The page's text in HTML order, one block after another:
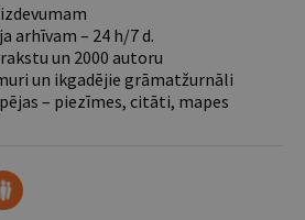
arhīvam – 24 h/7 d.
un 2000 autoru
un ikgadējie grāmatžurnāli
– piezīmes, citāti, mapes